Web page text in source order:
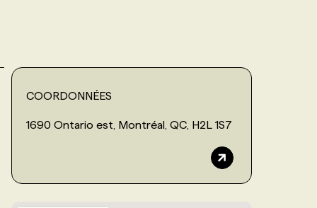
COORDONNÉES
1690 Ontario est, Montréal, QC, H2L 1S7